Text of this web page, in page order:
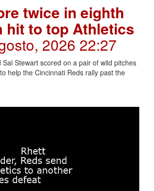
twice in eighth
hit to top Athletics
2026 22:27
Sal Stewart scored on a pair of wild pitches
help the Cincinnati Reds rally past the